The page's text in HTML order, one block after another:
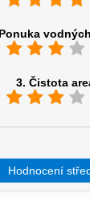
3. Čistota
Hodnocení